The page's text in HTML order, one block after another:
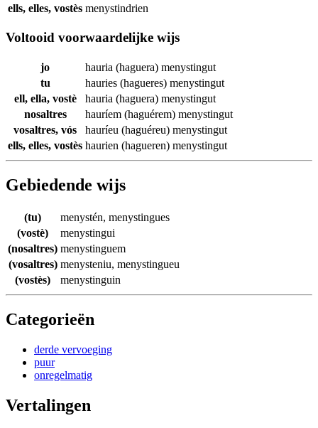
ells, elles, vostès menystindrien
Voltooid voorwaardelijke wijs
jo hauria (haguera) menystingut
tu
hauries (hagueres) menystingut
ell, ella, vostè
hauria (haguera) menystingut
nosaltres
hauríem (haguérem) menystingut
vosaltres, vós
hauríeu (haguéreu) menystingut
ells, elles, vostès haurien (hagueren) menystingut
Gebiedende wijs
(tu) menystén, menystingues
(vostè)
menystingui
(nosaltres) menystinguem
(vosaltres) menysteniu, menystingueu
(vostès)
menystinguin
Categorieën
derde vervoeging
puur
onregelmatig
Vertalingen